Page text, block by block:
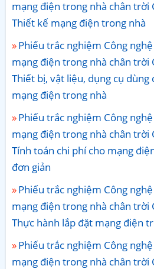
mạng điện trong nhà chân trời
Thiết kế mạng điện trong nhà
Phiếu trắc nghiệm Công
mạng điện trong nhà chân trời
Thiết bị, vật liệu, dụng cụ dùng
mạng điện trong nhà
Phiếu trắc nghiệm Công
mạng điện trong nhà chân trời
Tính toán chi phí cho mạng
đơn giản
Phiếu trắc nghiệm Công
mạng điện trong nhà chân trời
Thực hành lắp đặt mạng điện
Phiếu trắc nghiệm Công
mạng điện trong nhà chân trời